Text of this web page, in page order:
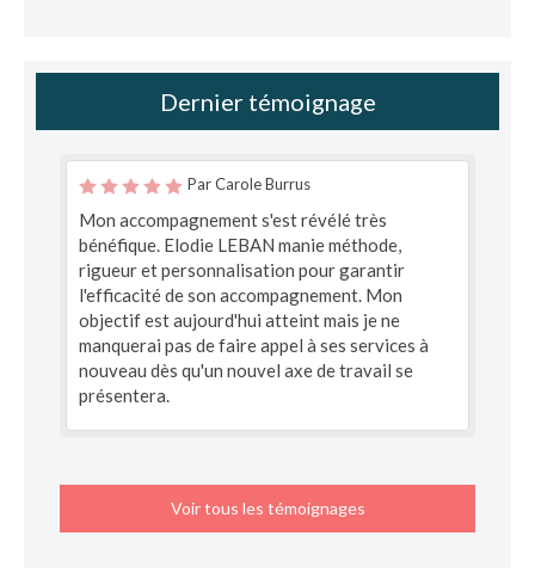
Dernier témoignage
Par Carole Burrus
Mon accompagnement s'est révélé très
bénéfique. Elodie LEBAN manie méthode,
rigueur et personnalisation pour garantir
l'efficacité de son accompagnement. Mon
objectif est aujourd'hui atteint mais je ne
manquerai pas de faire appel à ses services à
nouveau dès qu'un nouvel axe de travail se
présentera.
Voir tous les témoignages